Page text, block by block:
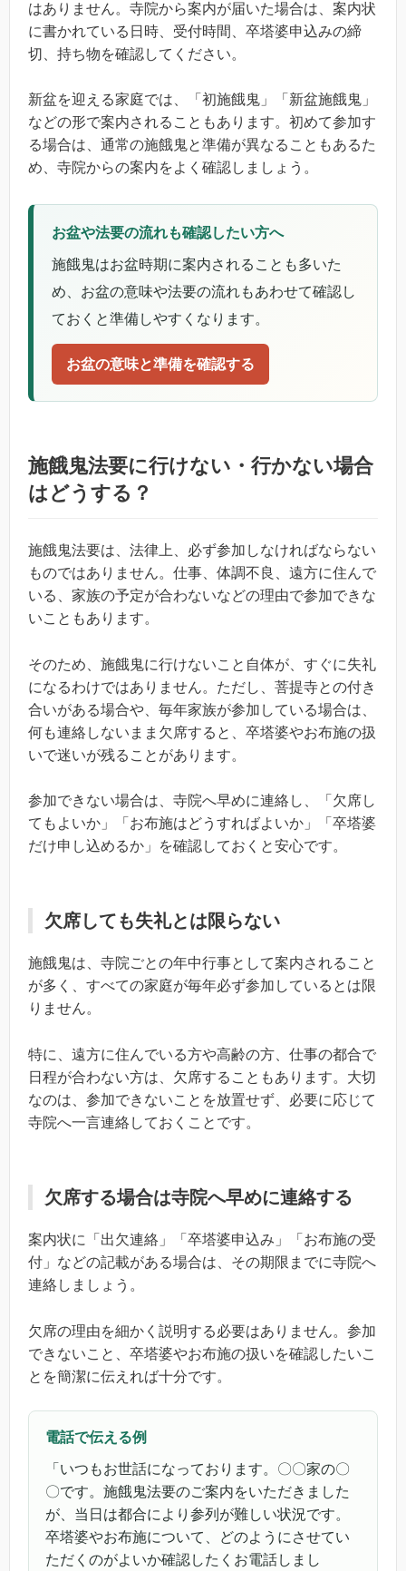
はありません。寺院から案内が届いた場合は、案内状
に書かれている日時、受付時間、卒塔婆申込みの締
切、持ち物を確認してください。
新盆を迎える家庭では、「初施餓鬼」「新盆施餓鬼」
などの形で案内されることもあります。初めて参加す
る場合は、通常の施餓鬼と準備が異なることもあるた
め、寺院からの案内をよく確認しましょう。
お盆や法要の流れも確認したい方へ
施餓鬼はお盆時期に案内されることも多いた
め、お盆の意味や法要の流れもあわせて確認し
ておくと準備しやすくなります。
お盆の意味と準備を確認する
施餓鬼法要に行けない・行かない場合
はどうする？
施餓鬼法要は、法律上、必ず参加しなければならない
ものではありません。仕事、体調不良、遠方に住んで
いる、家族の予定が合わないなどの理由で参加できな
いこともあります。
そのため、施餓鬼に行けないこと自体が、すぐに失礼
になるわけではありません。ただし、菩提寺との付き
合いがある場合や、毎年家族が参加している場合は、
何も連絡しないまま欠席すると、卒塔婆やお布施の扱
いで迷いが残ることがあります。
参加できない場合は、寺院へ早めに連絡し、「欠席し
てもよいか」「お布施はどうすればよいか」「卒塔婆
だけ申し込めるか」を確認しておくと安心です。
欠席しても失礼とは限らない
施餓鬼は、寺院ごとの年中行事として案内されること
が多く、すべての家庭が毎年必ず参加しているとは限
りません。
特に、遠方に住んでいる方や高齢の方、仕事の都合で
日程が合わない方は、欠席することもあります。大切
なのは、参加できないことを放置せず、必要に応じて
寺院へ一言連絡しておくことです。
欠席する場合は寺院へ早めに連絡する
案内状に「出欠連絡」「卒塔婆申込み」「お布施の受
付」などの記載がある場合は、その期限までに寺院へ
連絡しましょう。
欠席の理由を細かく説明する必要はありません。参加
できないこと、卒塔婆やお布施の扱いを確認したいこ
とを簡潔に伝えれば十分です。
電話で伝える例
「いつもお世話になっております。〇〇家の〇
〇です。施餓鬼法要のご案内をいただきました
が、当日は都合により参列が難しい状況です。
卒塔婆やお布施について、どのようにさせてい
ただくのがよいか確認したくお電話しまし